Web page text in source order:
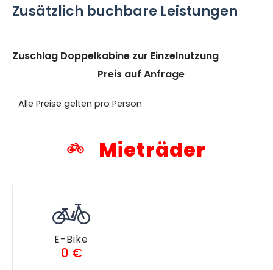
Zusätzlich buchbare Leistungen
Zuschlag Doppelkabine zur Einzelnutzung
Preis auf Anfrage
Alle Preise gelten pro Person
Mieträder
E-Bike
0 €